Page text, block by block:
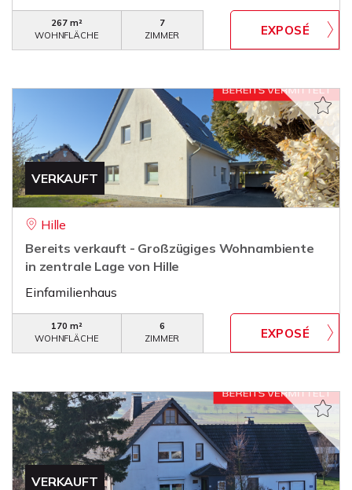
267 m²
WOHNFLÄCHE
7
ZIMMER
VERKAUFT
Hille
Bereits verkauft - Großzügiges Wohnambiente
in zentrale Lage von Hille
Einfamilienhaus
170 m²
WOHNFLÄCHE
6
ZIMMER
VERKAUFT